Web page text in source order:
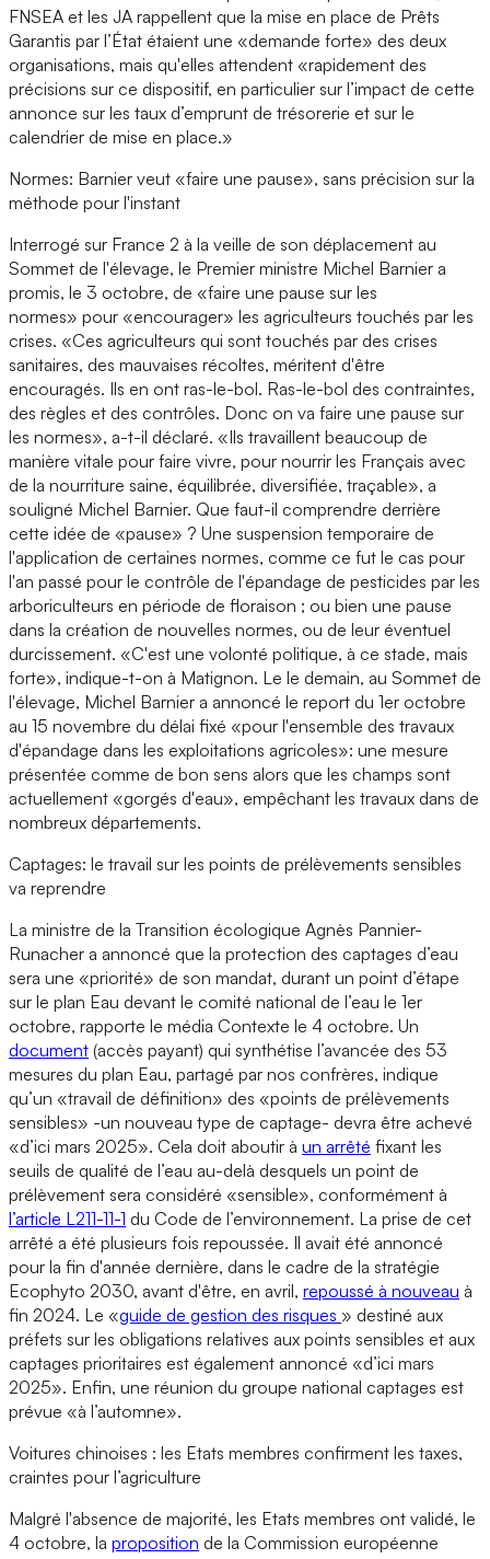
FNSEA et les JA rappellent que la mise en place de Prêts
Garantis par l’État étaient une «demande forte» des deux
organisations, mais qu'elles attendent «rapidement des
précisions sur ce dispositif, en particulier sur l’impact de cette
annonce sur les taux d’emprunt de trésorerie et sur le
calendrier de mise en place.»
Normes: Barnier veut «faire une pause», sans précision sur la
méthode pour l'instant
Interrogé sur France 2 à la veille de son déplacement au
Sommet de l'élevage, le Premier ministre Michel Barnier a
promis, le 3 octobre, de «faire une pause sur les
normes» pour «encourager» les agriculteurs touchés par les
crises. «Ces agriculteurs qui sont touchés par des crises
sanitaires, des mauvaises récoltes, méritent d'être
encouragés. Ils en ont ras-le-bol. Ras-le-bol des contraintes,
des règles et des contrôles. Donc on va faire une pause sur
les normes», a-t-il déclaré. «Ils travaillent beaucoup de
manière vitale pour faire vivre, pour nourrir les Français avec
de la nourriture saine, équilibrée, diversifiée, traçable», a
souligné Michel Barnier. Que faut-il comprendre derrière
cette idée de «pause» ? Une suspension temporaire de
l'application de certaines normes, comme ce fut le cas pour
l'an passé pour le contrôle de l'épandage de pesticides par les
arboriculteurs en période de floraison ; ou bien une pause
dans la création de nouvelles normes, ou de leur éventuel
durcissement. «C'est une volonté politique, à ce stade, mais
forte», indique-t-on à Matignon. Le le demain, au Sommet de
l'élevage, Michel Barnier a annoncé le report du 1er octobre
au 15 novembre du délai fixé «pour l'ensemble des travaux
d'épandage dans les exploitations agricoles»: une mesure
présentée comme de bon sens alors que les champs sont
actuellement «gorgés d'eau», empêchant les travaux dans de
nombreux départements.
Captages: le travail sur les points de prélèvements sensibles
va reprendre
La ministre de la Transition écologique Agnès Pannier-
Runacher a annoncé que la protection des captages d’eau
sera une «priorité» de son mandat, durant un point d’étape
sur le plan Eau devant le comité national de l’eau le 1er
octobre, rapporte le média Contexte le 4 octobre. Un
document (accès payant) qui synthétise l’avancée des 53
mesures du plan Eau, partagé par nos confrères, indique
qu’un «travail de définition» des «points de prélèvements
sensibles» -un nouveau type de captage- devra être achevé
«d’ici mars 2025». Cela doit aboutir à un arrêté fixant les
seuils de qualité de l’eau au-delà desquels un point de
prélèvement sera considéré «sensible», conformément à
l’article L211-11-1 du Code de l’environnement. La prise de cet
arrêté a été plusieurs fois repoussée. Il avait été annoncé
pour la fin d'année dernière, dans le cadre de la stratégie
Ecophyto 2030, avant d'être, en avril, repoussé à nouveau à
fin 2024. Le «guide de gestion des risques » destiné aux
préfets sur les obligations relatives aux points sensibles et aux
captages prioritaires est également annoncé «d’ici mars
2025». Enfin, une réunion du groupe national captages est
prévue «à l’automne».
Voitures chinoises : les Etats membres confirment les taxes,
craintes pour l’agriculture
Malgré l'absence de majorité, les Etats membres ont validé, le
4 octobre, la proposition de la Commission européenne